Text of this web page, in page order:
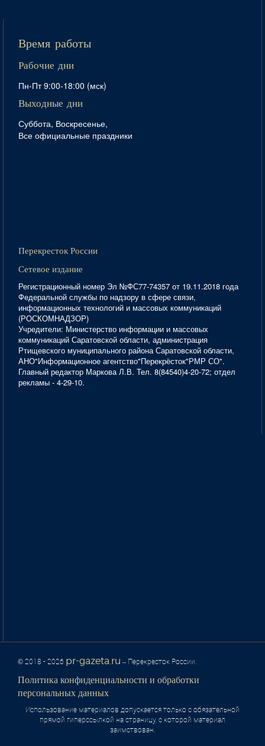
Время работы
Рабочие дни
Пн-Пт 9:00-18:00 (мск)
Выходные дни
Суббота, Воскресенье,
Все официальные праздники
Перекресток России
Сетевое издание
Регистрационный номер Эл №ФС77-74357 от 19.11.2018 года
Федеральной службы по надзору в сфере связи,
информационных технологий и массовых коммуникаций
(РОСКОМНАДЗОР)
Учредители: Министерство информации и массовых
коммуникаций Саратовской области, администрация
Ртищевского муниципального района Саратовской области,
АНО"Информационное агентство"Перекрёсток"РМР СО".
Главный редактор Маркова Л.В. Тел. 8(84540)4-20-72; отдел
рекламы - 4-29-10.
© 2018 - 2026 pr-gazeta.ru – Перекресток России.
Политика конфиденциальности и обработки
персональных данных
Использование материалов допускается только с обязательной
прямой гиперссылкой на страницу, с которой материал
заимствован.